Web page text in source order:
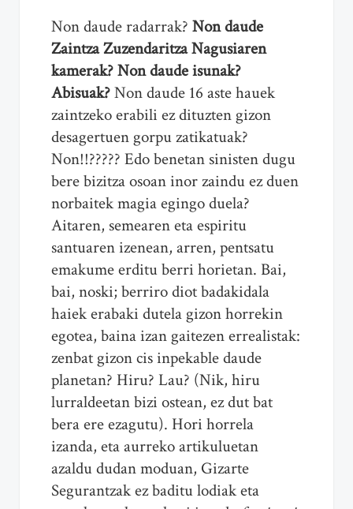
Non daude radarrak? Non daude
Zaintza Zuzendaritza Nagusiaren
kamerak? Non daude isunak?
Abisuak?Non daude 16 aste hauek
zaintzeko erabili ez dituzten gizon
desagertuen gorpu zatikatuak?
Non!!????? Edo benetan sinisten dugu
bere bizitza osoan inor zaindu ez duen
norbaitek magia egingo duela?
Aitaren, semearen eta espiritu
santuaren izenean, arren, pentsatu
emakume erditu berri horietan. Bai,
bai, noski; berriro diot badakidala
haiek erabaki dutela gizon horrekin
egotea, baina izan gaitezen errealistak:
zenbat gizon cis inpekable daude
planetan? Hiru? Lau? (Nik, hiru
lurraldeetan bizi ostean, ez dut bat
bera ere ezagutu). Hori horrela
izanda, eta aurreko artikuluetan
azaldu dudan moduan, Gizarte
Segurantzak ez baditu lodiak eta